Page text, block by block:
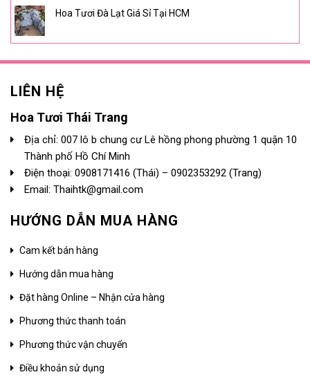
Hoa Tươi Đà Lạt Giá Sỉ Tại HCM
LIÊN HỆ
Hoa Tươi Thái Trang
Địa chỉ: 007 lô b chung cư Lê hồng phong phường 1 quận 10
Thành phố Hồ Chí Minh
Điện thoại: 0908171416 (Thái) – 0902353292 (Trang)
Email: Thaihtk@gmail.com
HƯỚNG DẪN MUA HÀNG
Cam kết bán hàng
Hướng dẫn mua hàng
Đặt hàng Online – Nhận cửa hàng
Phương thức thanh toán
Phương thức vận chuyển
Điều khoản sử dụng